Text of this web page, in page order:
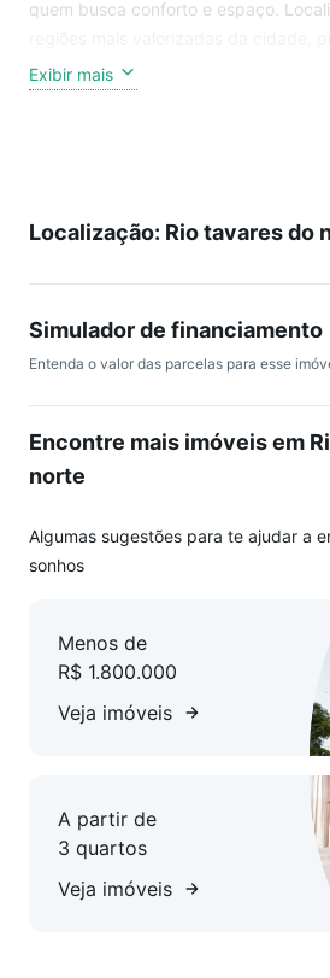
quem busca conforto e espaço.
serviços e com fácil acesso à praia.
Agende sua visita conosco,
Exibir mais
Localização: Rio tavares do
Simulador de financiamento
Entenda o valor das parcelas para esse
Encontre mais imóveis em
norte
Algumas sugestões para te ajudar a
sonhos
Menos de
R$ 1.800.000
Veja imóveis
A partir de
3 quartos
Veja imóveis